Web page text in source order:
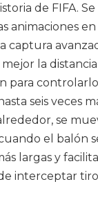
de FIFA.
animaciones
la
para
seis veces
se
el balón
largas y
interceptar